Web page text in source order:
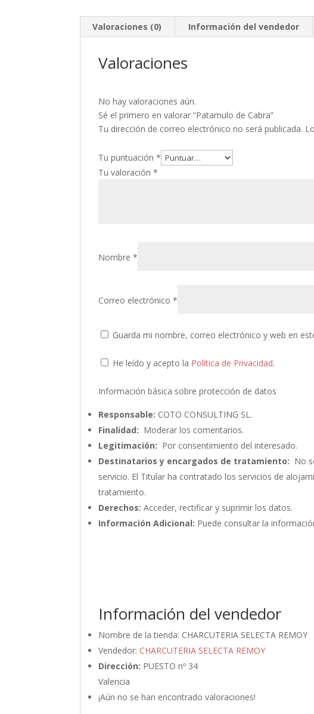
Valoraciones (0) Información del vendedor
Valoraciones
No hay valoraciones aún.
Sé el primero en valorar “Patamulo de Cabra”
Tu dirección de correo electrónico no será publicada.
Tu puntuación*
Tu valoración*
Nombre*
Correo electrónico*
Guarda mi nombre, correo electrónico y web en
He leído y acepto la Política de Privacidad.
Información básica sobre protección de datos
Responsable: COTO CONSULTING SL.
Finalidad: Moderar los comentarios.
Legitimación: Por consentimiento del interesado.
Destinatarios y encargados de tratamiento: No
servicio. El Titular ha contratado los servicios de
tratamiento.
Derechos: Acceder, rectificar y suprimir los datos.
Información Adicional: Puede consultar la
Información del vendedor
Nombre de la tienda: CHARCUTERIA SELECTA REMOY
Vendedor: CHARCUTERIA SELECTA REMOY
Dirección: PUESTO nº 34
Valencia
¡Aún no se han encontrado valoraciones!